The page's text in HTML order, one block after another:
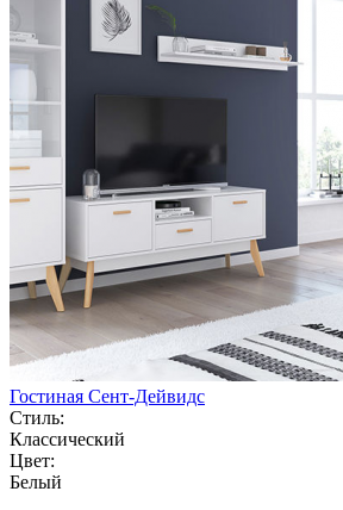
Гостиная Сент-Дейвидс
Стиль:
Классический
Цвет:
Белый